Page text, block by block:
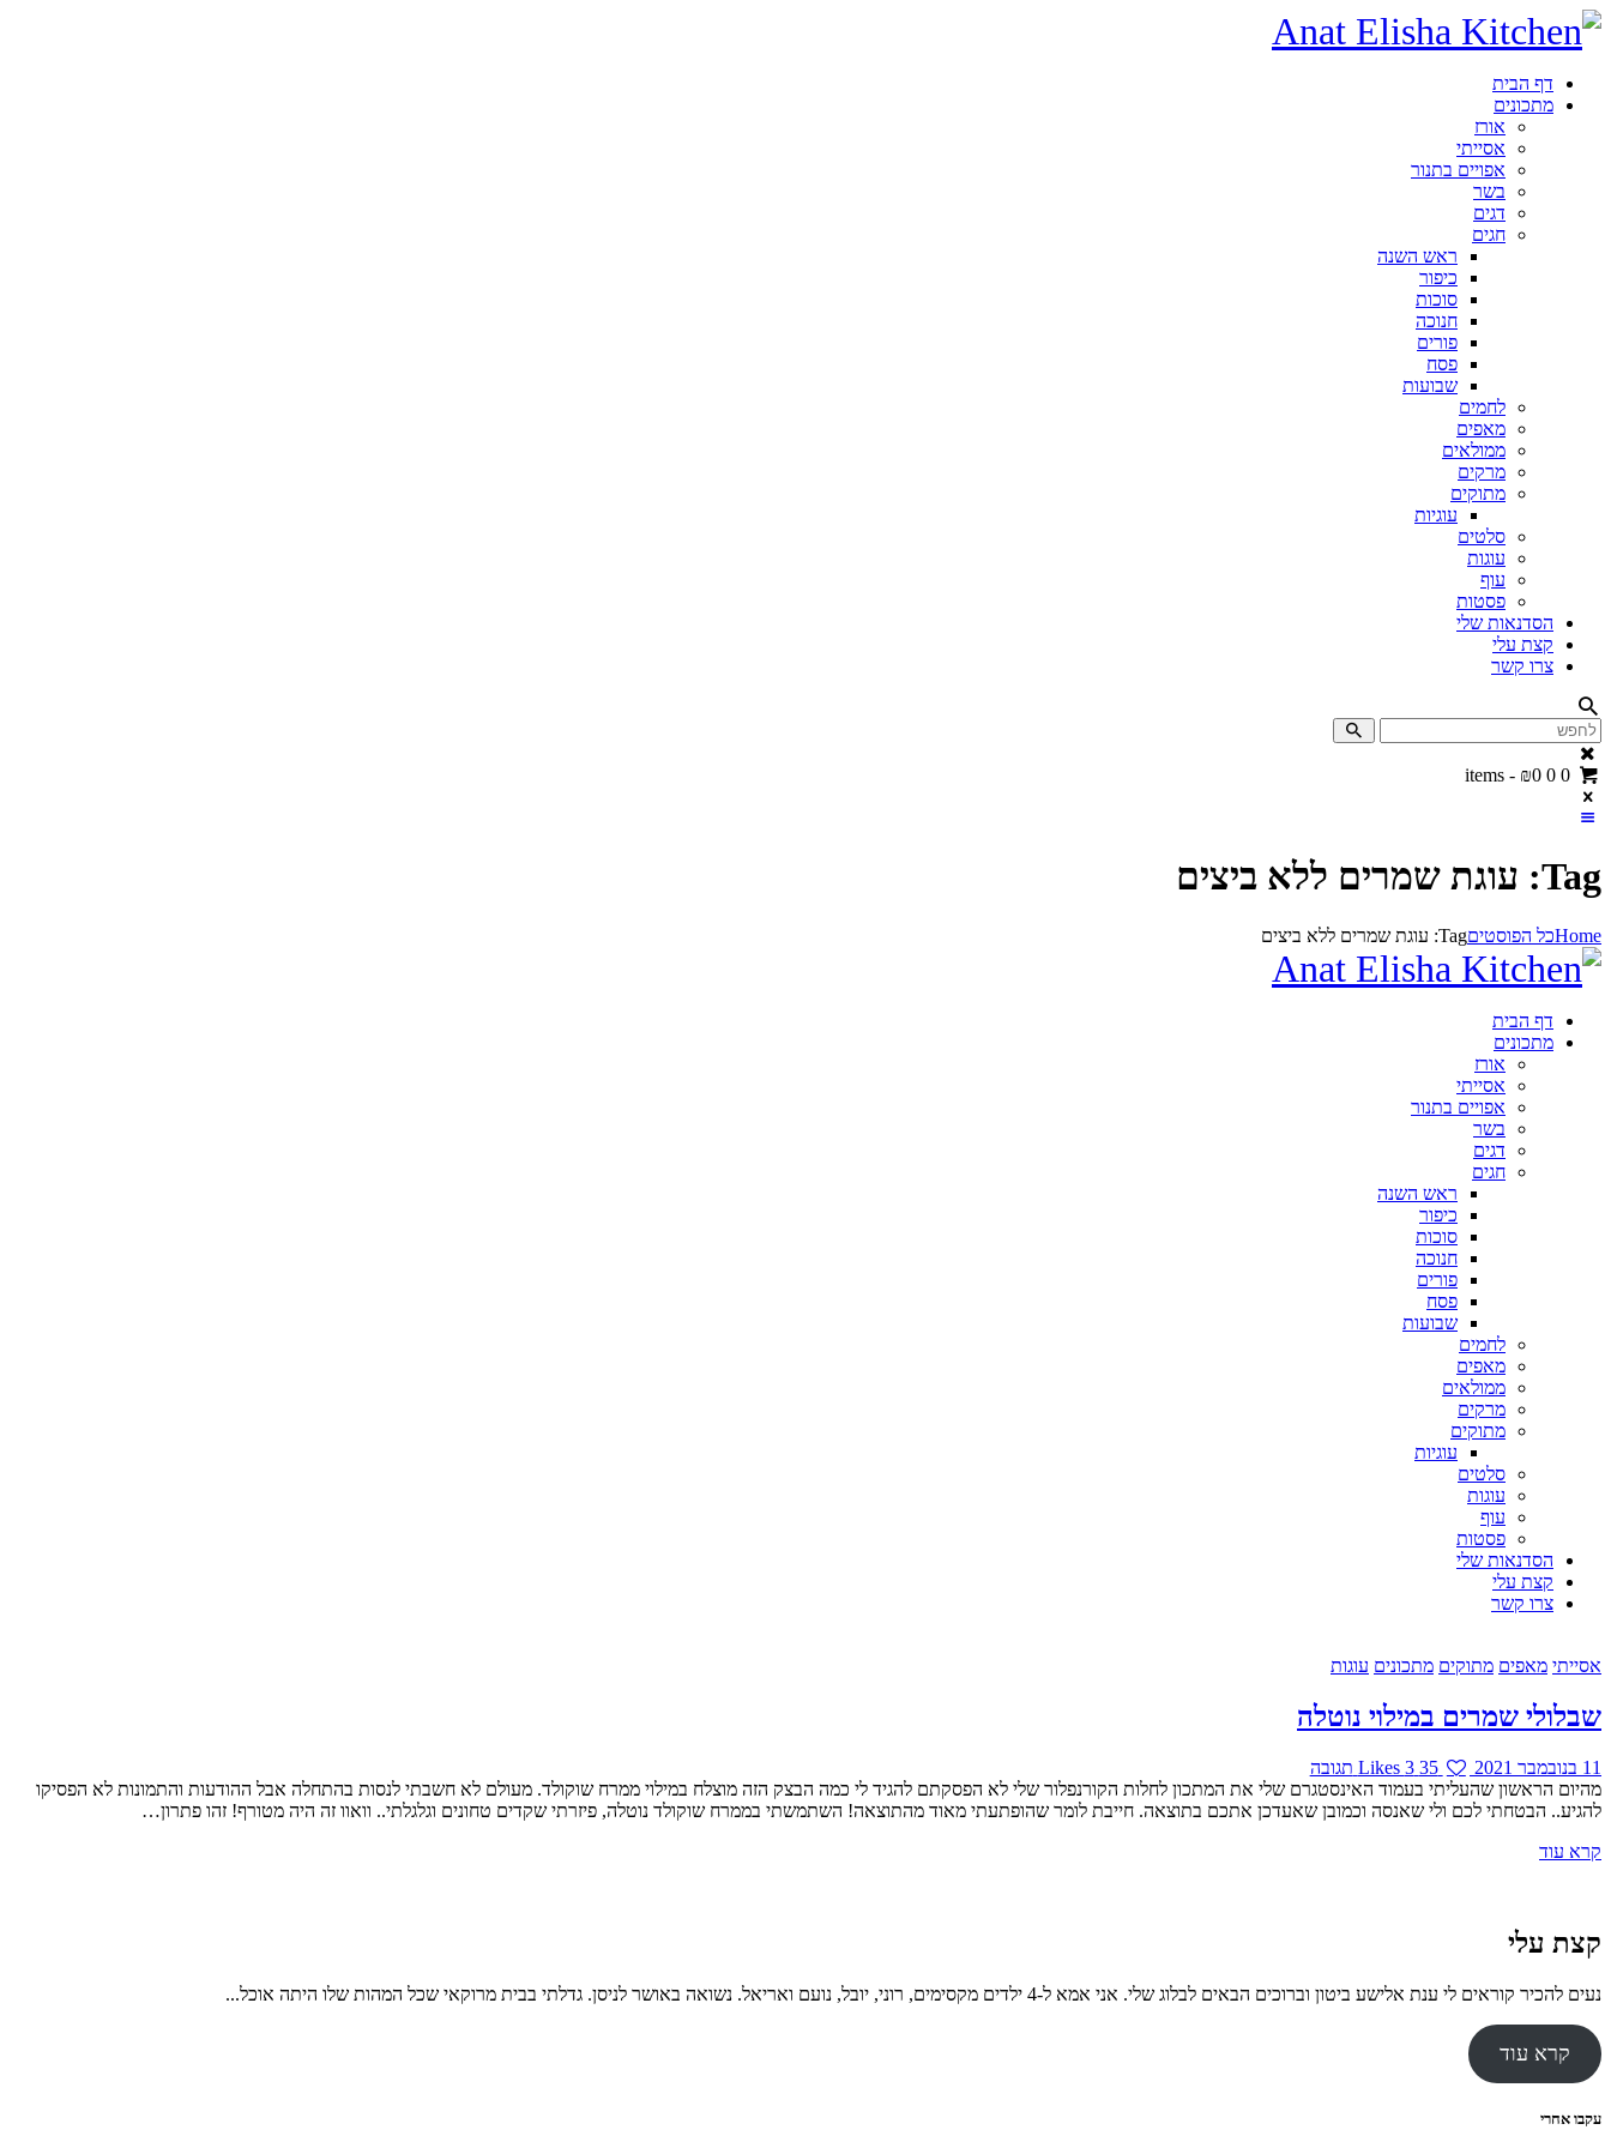
דף הבית
מתכונים
אורז
אסייתי
אפויים בתנור
בשר
דגים
חגים
ראש השנה
כיפור
סוכות
חנוכה
פורים
פסח
שבועות
לחמים
מאפים
ממולאים
מרקים
מתוקים
עוגיות
סלטים
עוגות
עוף
פסטות
הסדנאות שלי
קצת עלי
צרו קשר
0 items
- ₪0 0
Tag: עוגת שמרים ללא ביצים
Homeכל הפוסטיםTag: עוגת שמרים ללא ביצים
דף הבית
מתכונים
אורז
אסייתי
אפויים בתנור
בשר
דגים
חגים
ראש השנה
כיפור
סוכות
חנוכה
פורים
פסח
שבועות
לחמים
מאפים
ממולאים
מרקים
מתוקים
עוגיות
סלטים
עוגות
עוף
פסטות
הסדנאות שלי
קצת עלי
צרו קשר
אסייתי מאפים מתוקים מתכונים עוגות
שבלולי שמרים במילוי נוטלה
11 בנובמבר 2021 35
Likes 3
תגובה
מהיום הראשון שהעליתי בעמוד האינסטגרם שלי את המתכון לחלות הקורנפלור שלי לא הפסקתם להגיד לי כמה הבצק הזה מוצלח במילוי ממרח שוקולד. מעולם לא חשבתי לנסות בהתחלה אבל ההודעות והתמונות לא הפסיקו
להגיע.. הבטחתי לכם ולי שאנסה וכמובן שאעדכן אתכם בתוצאה. חייבת לומר שהופתעתי מאוד מהתוצאה! השתמשתי בממרח שוקולד נוטלה, פיזרתי שקדים טחונים וגלגלתי.. וואוו זה היה מטורף! זהו פתרון…
קרא עוד
קצת עלי
נעים להכיר קוראים לי ענת אלישע ביטון וברוכים הבאים לבלוג שלי. אני אמא ל-4 ילדים מקסימים, רוני, יובל, נועם ואריאל. נשואה באושר לניסן. גדלתי בבית מרוקאי שכל המהות שלו היתה אוכל...
קרא עוד
עקבו אחרי